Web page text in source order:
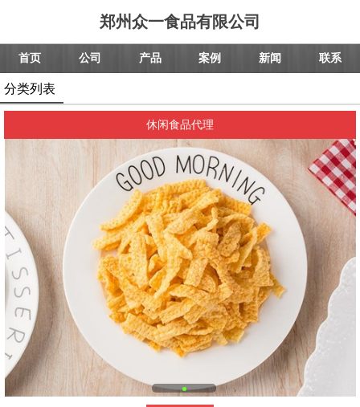
郑州众一食品有限公司
首页 公司 产品 案例 新闻 联系
分类列表
休闲食品代理